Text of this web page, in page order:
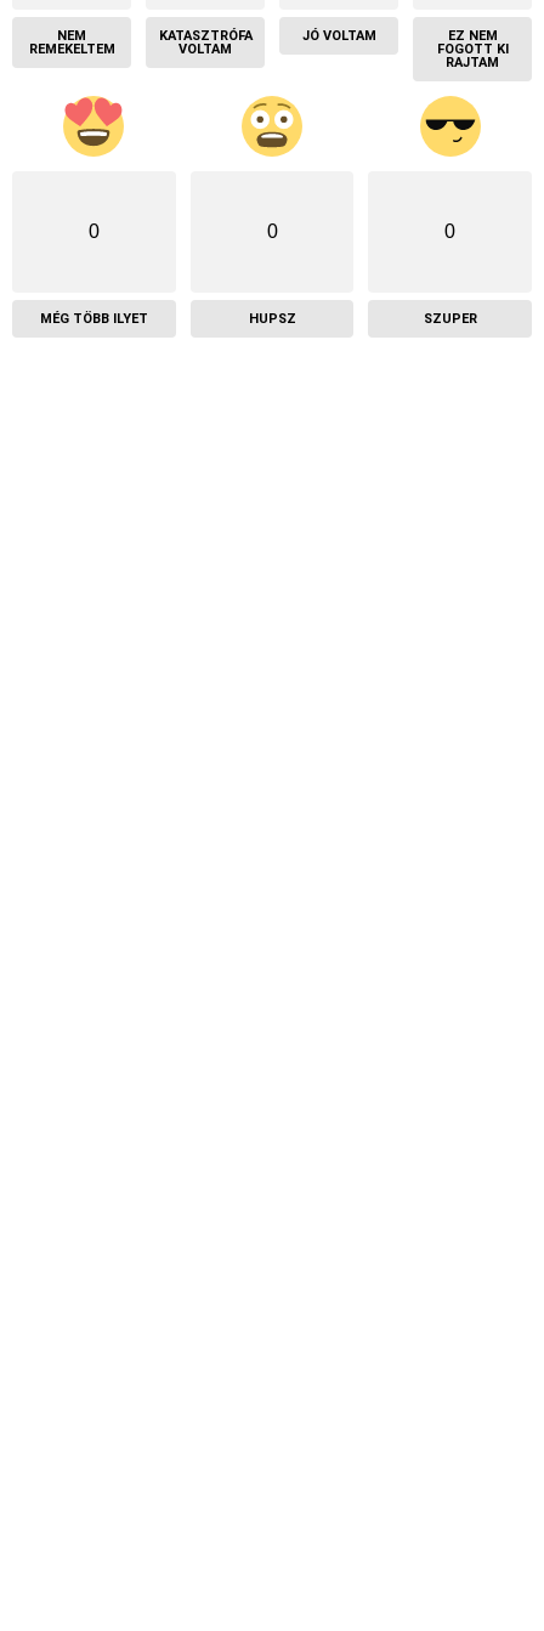
NEM
REMEKELTEM
KATASZTRÓFA
VOLTAM
JÓ VOLTAM
EZ NEM
FOGOTT KI
RAJTAM
0
MÉG TÖBB ILYET
0
HUPSZ
0
SZUPER